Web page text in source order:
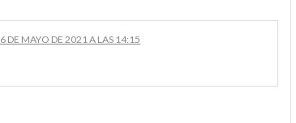
6 DE MAYO DE 2021 A LAS 14:15